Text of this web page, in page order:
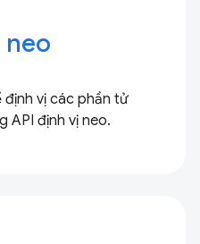
định vị các phần tử
API định vị neo.